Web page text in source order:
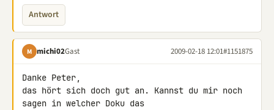
Antwort
M michi02Gast 2009-02-18 12:01#1151875
Danke Peter,
das hört sich doch gut an. Kannst du mir noch
sagen in welcher Doku das